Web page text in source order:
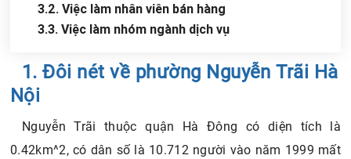
3.2. Việc làm nhân viên bán hàng
3.3. Việc làm nhóm ngành dịch vụ
Chia sẻ tin với bạn bè
1. Đôi nét về phường Nguyễn Trãi Hà
Nội
Nguyễn Trãi thuộc quận Hà Đông có diện tích là
0.42km^2, có dân số là 10.712 người vào năm 1999 mất